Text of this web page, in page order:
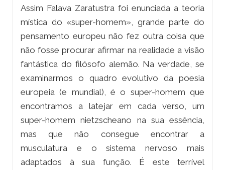
Assim Falava Zaratustra foi enunciada a teoria
mística do «super-homem», grande parte do
pensamento europeu não fez outra coisa que
não fosse procurar afirmar na realidade a visão
fantástica do filósofo alemão. Na verdade, se
examinarmos o quadro evolutivo da poesia
europeia (e mundial), é o super-homem que
encontramos a latejar em cada verso, um
super-homem nietzscheano na sua essência,
mas que não consegue encontrar a
musculatura e o sistema nervoso mais
adaptados à sua função. É este terrível